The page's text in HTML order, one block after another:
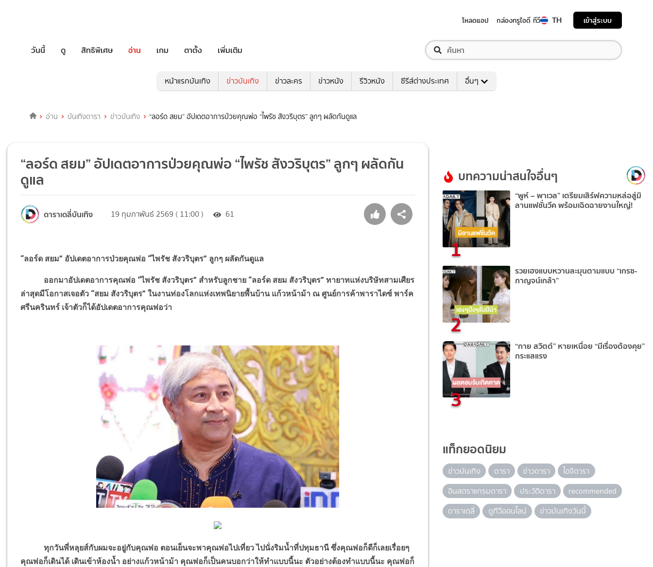
โหลดแอป กล่องทรูไอดี ทีวี TH เข้าสู่ระบบ
วันนี้ ดู สิทธิพิเศษ อ่าน เกม ตาตั้ง เพิ่มเติม
หน้าแรกบันเทิง ข่าวบันเทิง ข่าวละคร ข่าวหนัง รีวิวหนัง ซีรีส์ต่างประเทศ อื่นๆ
อ่าน บันเทิงดารา ข่าวบันเทิง “ลอร์ด สยม” อัปเดตอาการป่วยคุณพ่อ “ไพรัช สังวริบุตร” ลูกๆ ผลัดกันดูแล
“ลอร์ด สยม” อัปเดตอาการป่วยคุณพ่อ “ไพรัช สังวริบุตร” ลูกๆ ผลัดกัน
ดูแล
ดาราเดลี่บันเทิง 19 กุมภาพันธ์ 2569 ( 11:00 ) 61
“ลอร์ด สยม” อัปเดตอาการป่วยคุณพ่อ “ไพรัช สังวริบุตร” ลูกๆ ผลัดกันดูแล
ออกมาอัปเดตอาการคุณพ่อ “ไพรัช สังวริบุตร” สำหรับลูกชาย “ลอร์ด สยม สังวริบุตร” ทายาทแห่งบริษัทสามเศียร
ล่าสุดมีโอกาสเจอตัว “สยม สังวริบุตร” ในงานท่องโลกแห่งเทพนิยายพื้นบ้าน แก้วหน้าม้า ณ ศูนย์การค้าพาราไดซ์ พาร์ค
ศรีนครินทร์ เจ้าตัวก็ได้อัปเดตอาการคุณพ่อว่า
ทุกวันพี่หลุยส์กับผมจะอยู่กับคุณพ่อ ตอนเย็นจะพาคุณพ่อไปเที่ยว ไปนั่งริมน้ำที่ปทุมธานี ซึ่งคุณพ่อก็ดีก็เลยเรื่อยๆ
คุณพ่อก็เดินได้ เดินเข้าห้องน้ำ อย่างแก้วหน้าม้า คุณพ่อก็เป็นคนบอกว่าให้ทำแบบนี้นะ ตัวอย่างต้องทำแบบนี้นะ คุณพ่อก็
บทความน่าสนใจอื่นๆ
1
“พูห์ – พาเวล” เตรียมเสิร์ฟความหล่อสู่มิ
ลานแฟชั่นวีค พร้อมเฉิดฉายงานใหญ่!
2
รวยเฮงแบบหวานละมุนตามแบบ “เกรซ-
กาญจน์เกล้า”
3
“กาย สวิตต์” หายเหนื่อย “มีเรื่องต้องคุย”
กระแสแรง
แท็กยอดนิยม
ข่าวบันเทิง ดารา ข่าวดารา
ไอจีดารา
อินสตราแกรมดารา
ประวัติดารา
recommended
ดาราเดลี่
ดูทีวีออนไลน์ ข่าวบันเทิงวันนี้